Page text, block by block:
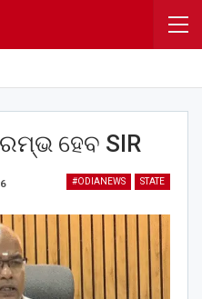
ହେବ SIR
#ODIANEWS STATE